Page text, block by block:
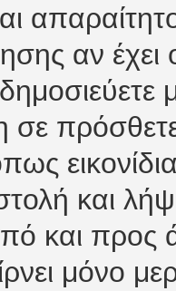
αν έχει
και
και προς
μόνο